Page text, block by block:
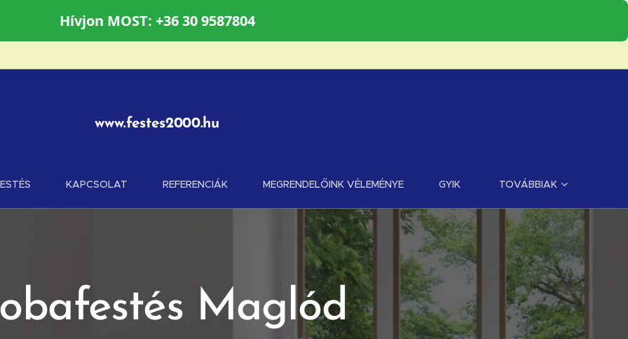
Hívjon MOST: +36 30 9587804
www.festes2000.hu
KAPCSOLAT REFERENCIÁK MEGRENDELŐINK VÉLEMÉNYE GYIK TOVÁBBIAK
Maglód